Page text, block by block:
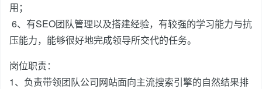
用；
6、有SEO团队管理以及搭建经验，有较强的学习能力与抗
压能力，能够很好地完成领导所交代的任务。
岗位职责：
1、负责带领团队公司网站面向主流搜索引擎的自然结果排